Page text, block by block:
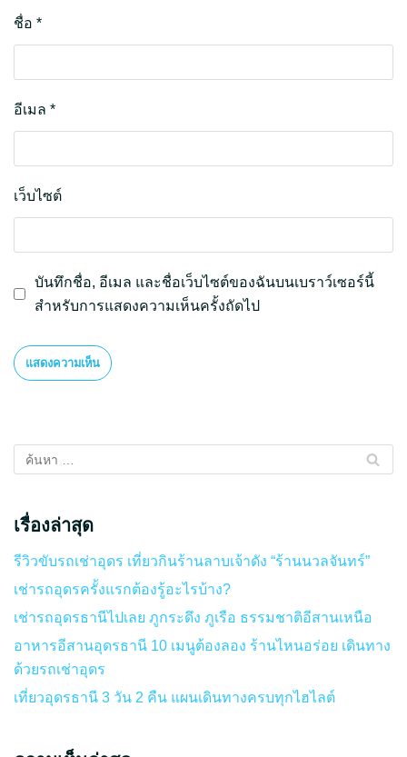
ชื่อ *
อีเมล *
เว็บไซต์
บันทึกชื่อ, อีเมล และชื่อเว็บไซต์ของฉันบนเบราว์เซอร์นี้
สำหรับการแสดงความเห็นครั้งถัดไป
เรื่องล่าสุด
รีวิวขับรถเช่าอุดร เที่ยวกินร้านลาบเจ้าดัง “ร้านนวลจันทร์”
เช่ารถอุดรครั้งแรกต้องรู้อะไรบ้าง?
เช่ารถอุดรธานีไปเลย ภูกระดึง ภูเรือ ธรรมชาติอีสานเหนือ
อาหารอีสานอุดรธานี 10 เมนูต้องลอง ร้านไหนอร่อย เดินทาง
ด้วยรถเช่าอุดร
เที่ยวอุดรธานี 3 วัน 2 คืน แผนเดินทางครบทุกไฮไลต์